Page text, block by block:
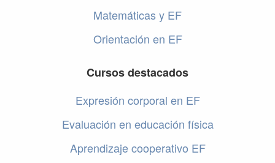
Matemáticas y EF
Orientación en EF
Cursos destacados
Expresión corporal en EF
Evaluación en educación física
Aprendizaje cooperativo EF